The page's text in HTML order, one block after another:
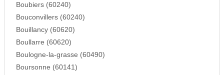
Boubiers (60240)
Bouconvillers (60240)
Bouillancy (60620)
Boullarre (60620)
Boulogne-la-grasse (60490)
Boursonne (60141)